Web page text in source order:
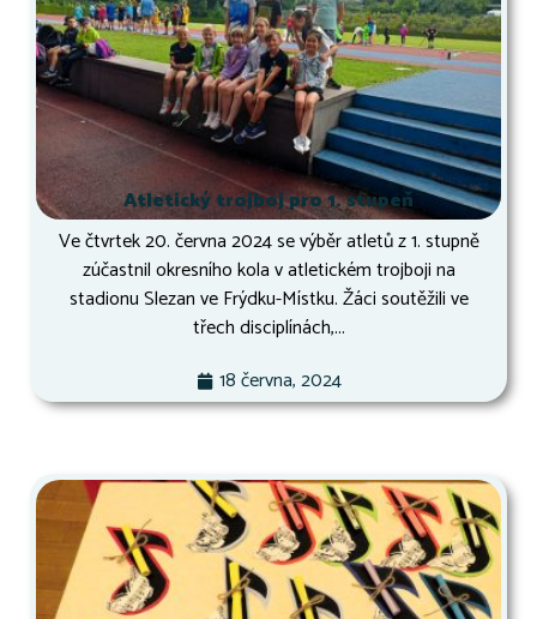
Atletický trojboj pro 1. stupeň
Ve čtvrtek 20. června 2024 se výběr atletů z 1. stupně
zúčastnil okresního kola v atletickém trojboji na
stadionu Slezan ve Frýdku-Místku. Žáci soutěžili ve
třech disciplínách,...
18 června, 2024